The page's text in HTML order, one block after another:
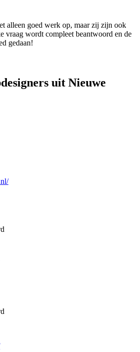
alleen goed werk op, maar zij zijn ook
vraag wordt compleet beantwoord en de
gedaan!
uit Nieuwe